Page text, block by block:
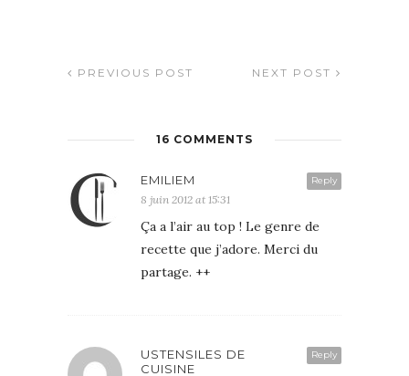
PREVIOUS POST NEXT POST
16 COMMENTS
Reply
EMILIEM
8 juin 2012 at 15:31
Ça a l’air au top ! Le genre de
recette que j’adore. Merci du
partage. ++
Reply
USTENSILES DE
CUISINE